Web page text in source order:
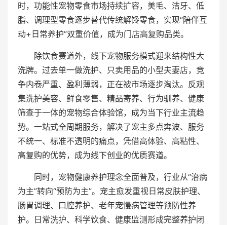
时，功能性宠物零食市场持续扩容，美毛、洁牙、低
脂、调理型零食逐步替代传统解馋零食，实现“陪伴互
动+日常养护”双重价值，成为门店高复购品类。
除饮食赛道外，线下宠物服务模式迎来结构性大
洗牌。过去单一做洗护、只卖用品的小型夫妻店，竞
争内卷严重、盈利薄弱，正在被市场逐步淘汰。反观
集洗护美容、鲜食零售、精品寄养、行为驯养、健康
筛查于一体的宠物综合体验馆，成为当下行业主流趋
势。一站式全周期服务，解决了宠主多点奔波、服务
不统一、标准不透明的痛点，凭借高体验、高粘性、
高复购的优势，成为线下创业的优质赛道。
同时，宠物健康养护理念全面普及，行业从“治病
为主”转向“预防为主”。宠主愈发重视日常皮肤护理、
肠胃调理、口腔养护、老年宠慢病管理等预防性养
护。日常洗护、科学饮食、健康监测形成完整养护闭